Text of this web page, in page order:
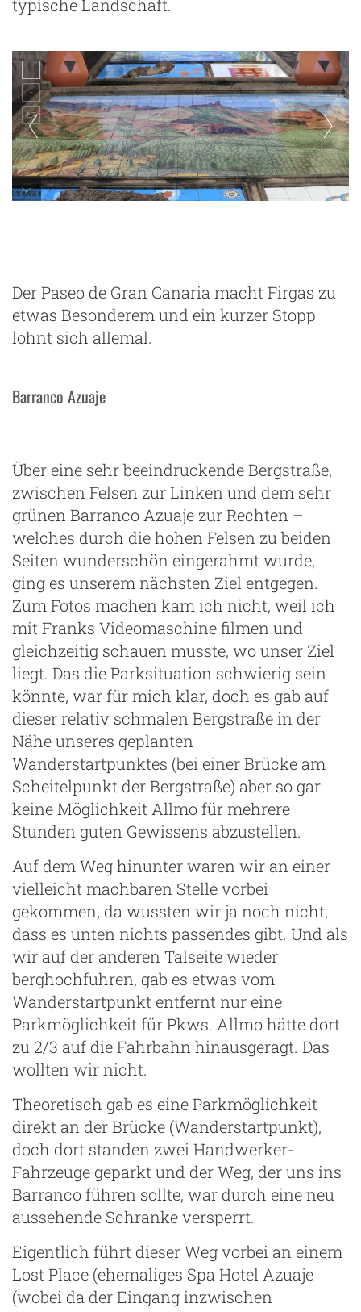
typische Landschaft.
Der Paseo de Gran Canaria macht Firgas zu
etwas Besonderem und ein kurzer Stopp
lohnt sich allemal.
Barranco Azuaje
Über eine sehr beeindruckende Bergstraße,
zwischen Felsen zur Linken und dem sehr
grünen Barranco Azuaje zur Rechten –
welches durch die hohen Felsen zu beiden
Seiten wunderschön eingerahmt wurde,
ging es unserem nächsten Ziel entgegen.
Zum Fotos machen kam ich nicht, weil ich
mit Franks Videomaschine filmen und
gleichzeitig schauen musste, wo unser Ziel
liegt. Das die Parksituation schwierig sein
könnte, war für mich klar, doch es gab auf
dieser relativ schmalen Bergstraße in der
Nähe unseres geplanten
Wanderstartpunktes (bei einer Brücke am
Scheitelpunkt der Bergstraße) aber so gar
keine Möglichkeit Allmo für mehrere
Stunden guten Gewissens abzustellen.
Auf dem Weg hinunter waren wir an einer
vielleicht machbaren Stelle vorbei
gekommen, da wussten wir ja noch nicht,
dass es unten nichts passendes gibt. Und als
wir auf der anderen Talseite wieder
berghochfuhren, gab es etwas vom
Wanderstartpunkt entfernt nur eine
Parkmöglichkeit für Pkws. Allmo hätte dort
zu 2/3 auf die Fahrbahn hinausgeragt. Das
wollten wir nicht.
Theoretisch gab es eine Parkmöglichkeit
direkt an der Brücke (Wanderstartpunkt),
doch dort standen zwei Handwerker-
Fahrzeuge geparkt und der Weg, der uns ins
Barranco führen sollte, war durch eine neu
aussehende Schranke versperrt.
Eigentlich führt dieser Weg vorbei an einem
Lost Place (ehemaliges Spa Hotel Azuaje
(wobei da der Eingang inzwischen